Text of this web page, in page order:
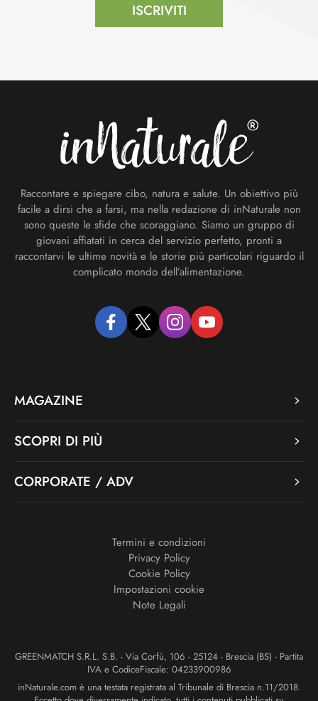
ISCRIVITI
Raccontare e spiegare cibo, natura e salute. Un obiettivo più
facile a dirsi che a farsi, ma nella redazione di inNaturale non
sono queste le sfide che scoraggiano. Siamo un gruppo di
giovani affiatati in cerca del servizio perfetto, pronti a
raccontarvi le ultime novità e le storie più particolari riguardo il
complicato mondo dell’alimentazione.
facebooktwitter instagramyoutube
MAGAZINE
SCOPRI DI PIÙ
CORPORATE / ADV
Termini e condizioni
Privacy Policy
Cookie Policy
Impostazioni cookie
Note Legali
GREENMATCH S.R.L. S.B. - Via Corfù, 106 - 25124 - Brescia (BS) - Partita
IVA e CodiceFiscale: 04233900986
inNaturale.com è una testata registrata al Tribunale di Brescia n.11/2018.